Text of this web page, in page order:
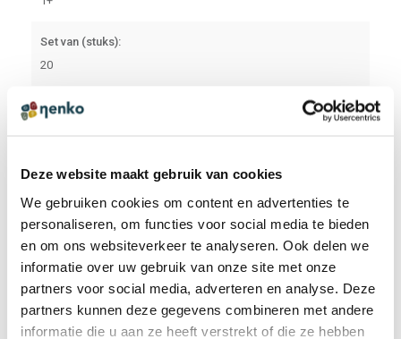
Deze website maakt gebruik van cookies
We gebruiken cookies om content en advertenties te
personaliseren, om functies voor social media te bieden
en om ons websiteverkeer te analyseren. Ook delen we
informatie over uw gebruik van onze site met onze
partners voor social media, adverteren en analyse. Deze
partners kunnen deze gegevens combineren met andere
informatie die u aan ze heeft verstrekt of die ze hebben
Set van (stuks):
20
Er zijn nog geen reviews. Klik op de knop hierboven om
een review te schrijven.
ANDEREN BEKEKEN OOK: